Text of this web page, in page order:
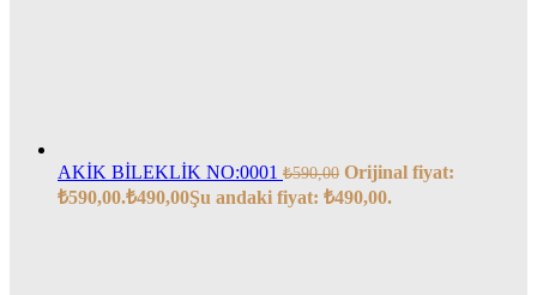
AKİK BİLEKLİK NO:0001 ₺590,00 Orijinal fiyat:
₺590,00.₺490,00Şu andaki fiyat: ₺490,00.